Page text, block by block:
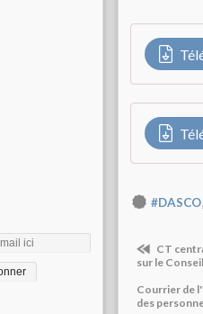
#DASCO,
CT
sur le
Courrier de
des